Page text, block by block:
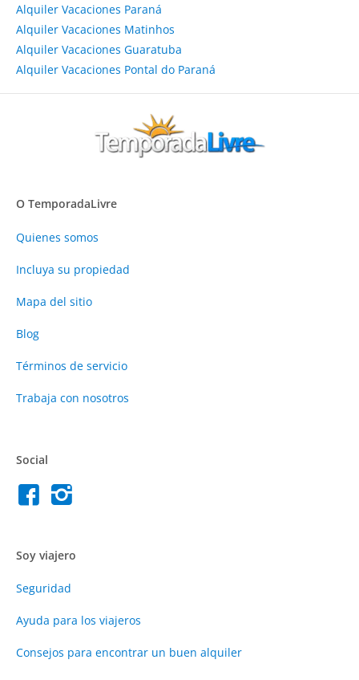
Alquiler Vacaciones Paraná
Alquiler Vacaciones Matinhos
Alquiler Vacaciones Guaratuba
Alquiler Vacaciones Pontal do Paraná
O TemporadaLivre
Quienes somos
Incluya su propiedad
Mapa del sitio
Blog
Términos de servicio
Trabaja con nosotros
Social
Soy viajero
Seguridad
Ayuda para los viajeros
Consejos para encontrar un buen alquiler